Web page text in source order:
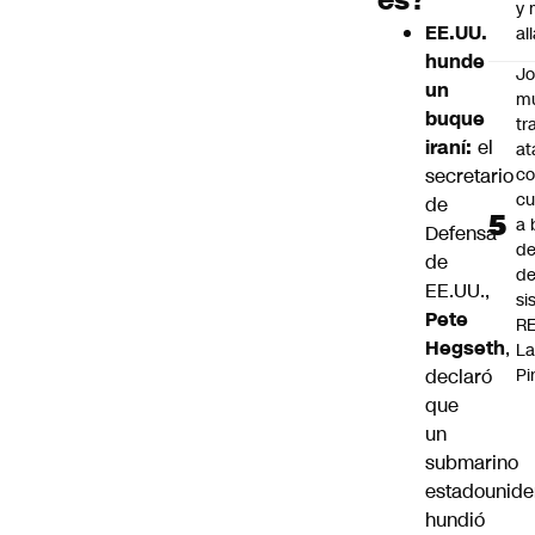
EE.UU.
hunde
un
buque
iraní: el
secretario
de
Defensa
de
EE.UU.,
Pete
Hegseth,
declaró
que
un
submarino
hundió
y
a
La